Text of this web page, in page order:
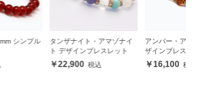
タンザナイト・アマゾナイ
ト デザインブレスレット
アンバー・アクアマリン デ
ザインブレスレット